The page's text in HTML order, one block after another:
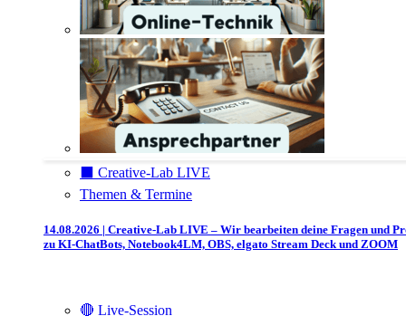
⬛️ Creative-Lab LIVE
Themen & Termine
14.08.2026 | Creative-Lab LIVE – Wir bearbeiten deine Fragen und
zu KI-ChatBots, Notebook4LM, OBS, elgato Stream Deck und ZOOM
🔴 Live-Session